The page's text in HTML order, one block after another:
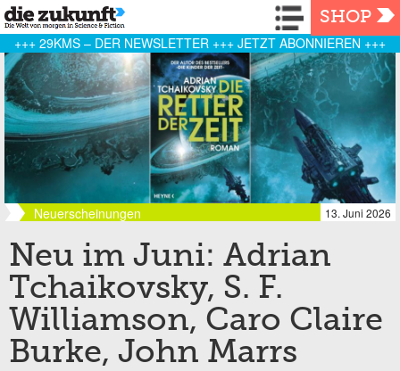
Navigation
SHOP
+++ 29KMS – DER NEWSLETTER +++ JETZT ABONNIEREN +++
Neuerscheinungen 13. Juni 2026
Neu im Juni: Adrian
Tchaikovsky, S. F.
Williamson, Caro Claire
Burke, John Marrs